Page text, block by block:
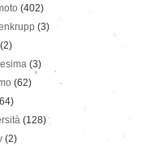
(402)
(3)
(3)
(62)
(128)
(2)